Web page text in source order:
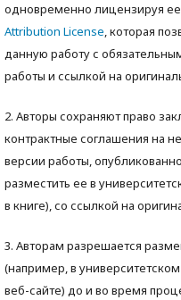
одновременно лицензируя ее
Attribution License, которая
данную работу с
работы и ссылкой на
2. Авторы сохраняют право
контрактные соглашения на
версии работы,
разместить ее в
в книге), со ссылкой на
3. Авторам разрешается
(например, в
веб-сайте) до и во время